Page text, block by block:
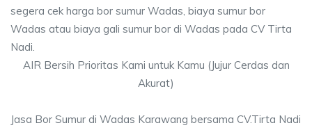
segera cek harga bor sumur Wadas, biaya sumur bor
Wadas atau biaya gali sumur bor di Wadas pada CV Tirta
Nadi.
AIR Bersih Prioritas Kami untuk Kamu (Jujur Cerdas dan
Akurat)
Jasa Bor Sumur di Wadas Karawang bersama CV.Tirta Nadi